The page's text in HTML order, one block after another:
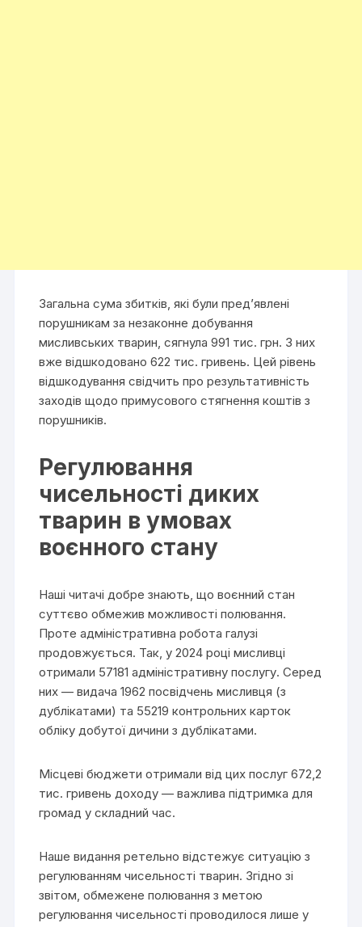
Загальна сума збитків, які були пред’явлені
порушникам за незаконне добування
мисливських тварин, сягнула 991 тис. грн. З них
вже відшкодовано 622 тис. гривень. Цей рівень
відшкодування свідчить про результативність
заходів щодо примусового стягнення коштів з
порушників.
Регулювання
чисельності диких
тварин в умовах
воєнного стану
Наші читачі добре знають, що воєнний стан
суттєво обмежив можливості полювання.
Проте адміністративна робота галузі
продовжується. Так, у 2024 році мисливці
отримали 57181 адміністративну послугу. Серед
них — видача 1962 посвідчень мисливця (з
дублікатами) та 55219 контрольних карток
обліку добутої дичини з дублікатами.
Місцеві бюджети отримали від цих послуг 672,2
тис. гривень доходу — важлива підтримка для
громад у складний час.
Наше видання ретельно відстежує ситуацію з
регулюванням чисельності тварин. Згідно зі
звітом, обмежене полювання з метою
регулювання чисельності проводилося лише у